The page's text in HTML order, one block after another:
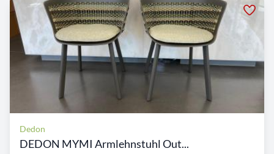
Dedon
DEDON MYMI Armlehnstuhl Out...